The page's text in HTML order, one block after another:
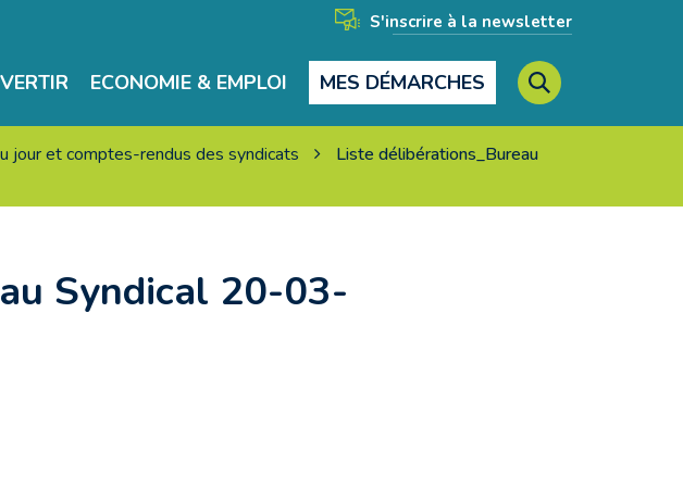
S'inscrire à la newsletter
ECONOMIE & EMPLOI MES DÉMARCHES RECHERCHE
FERMER
jour et comptes-rendus des syndicats
Liste délibérations_Bureau
Syndical 20-03-